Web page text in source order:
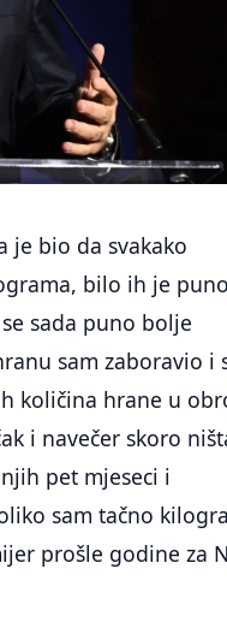
je bio da svakako
bilo ih je
sada puno bolje
sam zaboravio i
količina hrane u
i navečer skoro
pet mjeseci i
sam tačno
prošle godine za